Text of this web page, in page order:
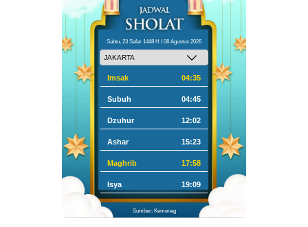
Sabtu, 23 Safar 1448 H / 08 Agustus 2026
Imsak 04:35
Subuh 04:45
Dzuhur 12:02
Ashar 15:23
Maghrib 17:58
Isya 19:09
Sumber: Kemenag